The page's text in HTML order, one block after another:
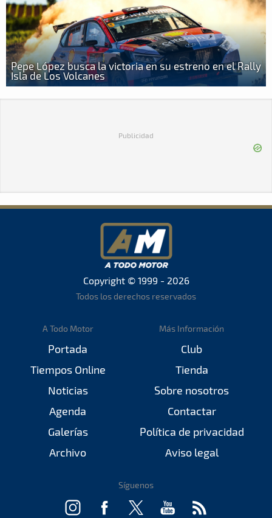
Pepe López busca la victoria en su estreno en el Rally
Isla de Los Volcanes
Publicidad
Copyright © 1999 - 2026
Todos los derechos reservados
A Todo Motor
Portada
Tiempos Online
Noticias
Agenda
Galerías
Archivo
Más Información
Club
Tienda
Sobre nosotros
Contactar
Política de privacidad
Aviso legal
Síguenos